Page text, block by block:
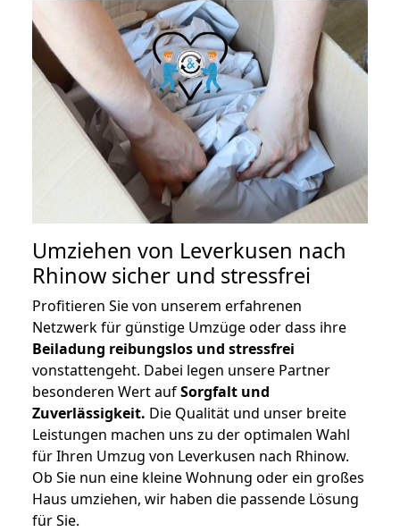
Umziehen von Leverkusen nach
Rhinow sicher und stressfrei
Profitieren Sie von unserem erfahrenen
Netzwerk für günstige Umzüge oder dass ihre
Beiladung reibungslos und stressfrei
vonstattengeht. Dabei legen unsere Partner
besonderen Wert aufSorgfalt und
Zuverlässigkeit. Die Qualität und unser breite
Leistungen machen uns zu der optimalen Wahl
für Ihren Umzug von Leverkusen nach Rhinow.
Ob Sie nun eine kleine Wohnung oder ein großes
Haus umziehen, wir haben die passende Lösung
für Sie.